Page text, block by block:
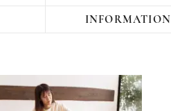
INFORMATION